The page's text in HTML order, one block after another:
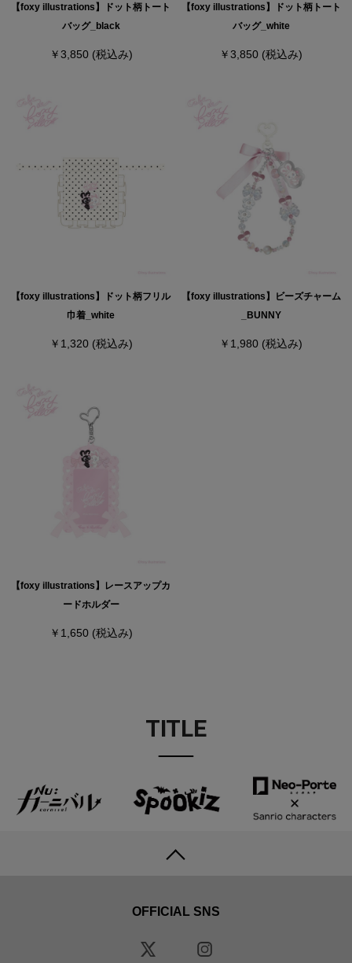
【foxy illustrations】ドット柄トート
バッグ_black
￥3,850 (税込み)
【foxy illustrations】ドット柄トート
バッグ_white
￥3,850 (税込み)
【foxy illustrations】ドット柄フリル
巾着_white
￥1,320 (税込み)
【foxy illustrations】ビーズチャーム
_BUNNY
￥1,980 (税込み)
【foxy illustrations】レースアップカ
ードホルダー
￥1,650 (税込み)
TITLE
OFFICIAL SNS